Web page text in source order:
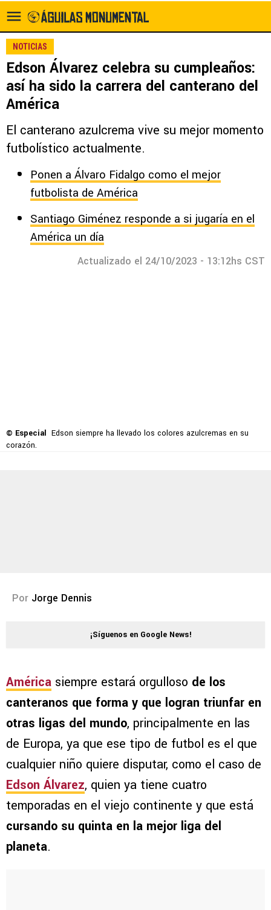
NOTICIAS
Edson Álvarez celebra su cumpleaños:
así ha sido la carrera del canterano del
América
El canterano azulcrema vive su mejor momento
futbolístico actualmente.
Ponen a Álvaro Fidalgo como el mejor
futbolista de América
Santiago Giménez responde a si jugaría en el
América un día
Actualizado el 24/10/2023 - 13:12hs CST
© Especial Edson siempre ha llevado los colores azulcremas en su
corazón.
Por Jorge Dennis
¡Síguenos en Google News!
América siempre estará orgulloso de los
canteranos que forma y que logran triunfar en
otras ligas del mundo, principalmente en las
de Europa, ya que ese tipo de futbol es el que
cualquier niño quiere disputar, como el caso de
Edson Álvarez, quien ya tiene cuatro
temporadas en el viejo continente y que está
cursando su quinta en la mejor liga del
planeta.